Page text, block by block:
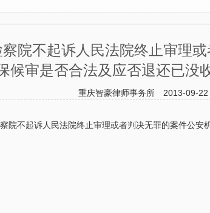
院不起诉人民法院终止审理
候审是否合法及应否退还已没
重庆智豪律师事务所 2013-09-22
院不起诉人民法院终止审理或者判决无罪的案件公安